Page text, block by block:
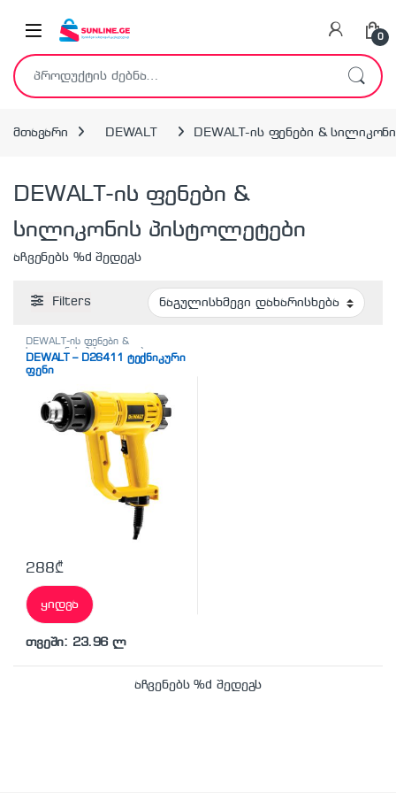
0
ძებნა:
მთავარი DEWALT DEWALT-ის ფენები &
DEWALT-ის ფენები &
სილიკონის პისტოლეტები
აჩვენებს %d შედეგს
Filters
DEWALT-ის ფენები &
სილიკონის პისტოლეტები
DEWALT – D26411 ტექნიკური
ფენი
288₾
ყიდვა
თვეში: 23.96 ლ
აჩვენებს %d შედეგს